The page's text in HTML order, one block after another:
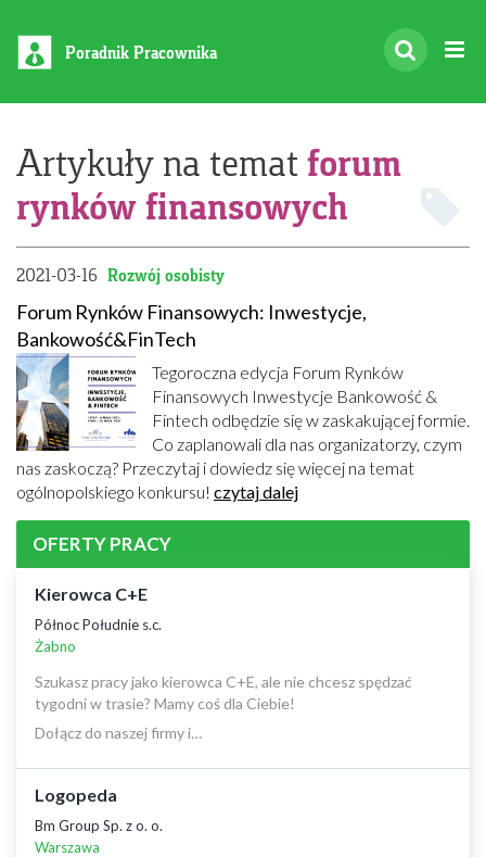
Poradnik Pracownika
Artykuły na temat forum
rynków finansowych
2021-03-16 Rozwój osobisty
Forum Rynków Finansowych: Inwestycje,
Bankowość&FinTech
Tegoroczna edycja Forum Rynków
Finansowych Inwestycje Bankowość &
Fintech odbędzie się w zaskakującej formie.
Co zaplanowali dla nas organizatorzy, czym
nas zaskoczą? Przeczytaj i dowiedz się więcej na temat
ogólnopolskiego konkursu! czytaj dalej
OFERTY PRACY
Kierowca C+E
Północ Południe s.c.
Żabno
Szukasz pracy jako kierowca C+E, ale nie chcesz spędzać
tygodni w trasie? Mamy coś dla Ciebie!
Dołącz do naszej firmy i…
Logopeda
Bm Group Sp. z o. o.
Warszawa